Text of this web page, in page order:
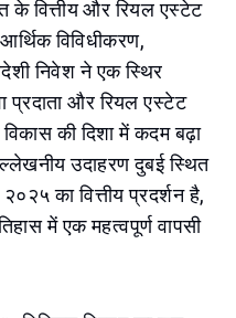
के वित्तीय और रियल एस्टेट
विविधीकरण,
निवेश ने एक स्थिर
प्रदाता और रियल एस्टेट
की दिशा में कदम बढ़ा
उदाहरण दुबई स्थित
का वित्तीय प्रदर्शन है,
में एक महत्वपूर्ण वापसी